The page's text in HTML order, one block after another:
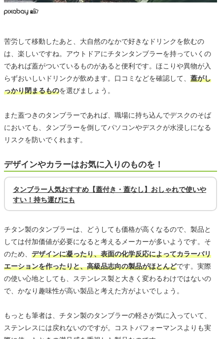
苦労して移動したあと、大自然のなかで好きなドリンクを飲むの
は、楽しいですね。アウトドアにチタンタンブラーを持っていくの
であれば蓋がついているものがあると便利です。ほこりや異物が入
らずおいしいドリンクが飲めます。口コミなどを確認して、 蓋がし
っかり閉まるものを選びましょう。
また蓋つきのタンブラーであれば、職場に持ち込んでデスクのそば
においても、タンブラーを倒してパソコンやデスクが水浸しになる
リスクを防いでくれます。
デザインやカラーはお気に入りのものを！
タンブラー人気おすすめ【蓋付き・蓋なし】おしゃれで使いや
すい！持ち運びにも
チタン製のタンブラーは、どうしても価格が高くなるので、製品と
しては付加価値が必要になると考えるメーカーが多いようです。そ
のため、 デザインに凝ったり、表面の化学反応によってカラーバリ
エーションを作ったりと、高級品志向の製品がほとんどです。実際
の使い心地としても、ステンレス製と大きく変わるわけではないの
で、かなり趣味性が高い製品と考えた方がよいでしょう。
もっとも筆者は、チタン製のタンブラーの軽さが気に入っていて、
ステンレスには戻れないのですが。コストパフォーマンスよりも実